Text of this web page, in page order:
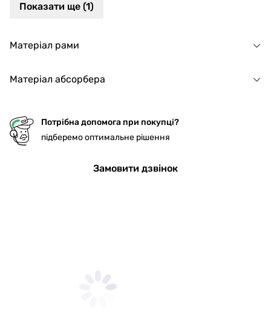
Показати ще (1)
Матеріал рами
Матеріал абсорбера
Потрібна допомога при покупці?
підберемо оптимальне рішення
Замовити дзвінок